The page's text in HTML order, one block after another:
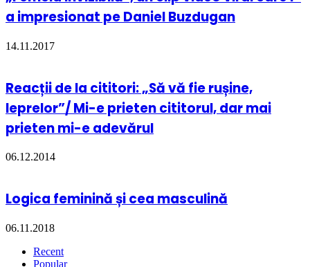
a impresionat pe Daniel Buzdugan
14.11.2017
Reacții de la cititori: „Să vă fie rușine,
leprelor”/ Mi-e prieten cititorul, dar mai
prieten mi-e adevărul
06.12.2014
Logica feminină și cea masculină
06.11.2018
Recent
Popular